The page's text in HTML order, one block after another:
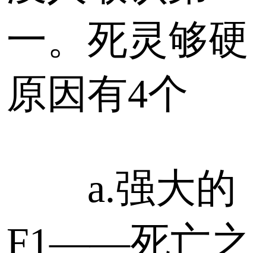
一。死灵够硬
原因有4个
a.强大的
F1——死亡之